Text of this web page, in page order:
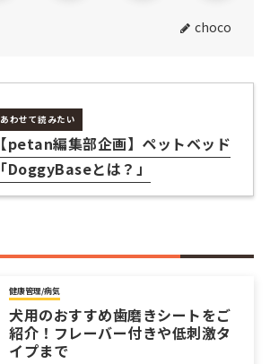
choco
あわせて読みたい
【petan編集部企画】ペットベッド
「DoggyBaseとは？」
健康管理/病気
犬用のおすすめ歯磨きシートをご
紹介！フレーバー付きや低刺激タ
イプまで